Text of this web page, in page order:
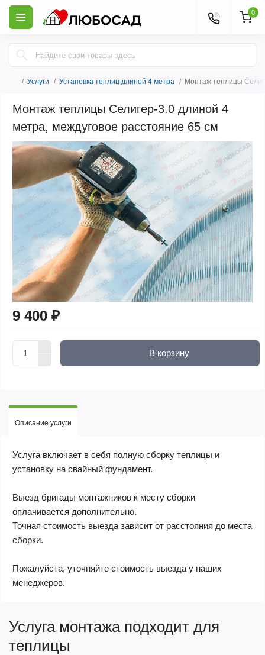
0
Услуги Установка теплиц длиной 4 метра Монтаж теплицы
Монтаж теплицы Селигер-3.0 длиной 4
метра, междуговое расстояние 65 см
9 400 ₽
В корзину
Описание услуги
Услуга включает в себя полную сборку теплицы и
установку на свайный фундамент.
Выезд бригады монтажников к месту сборки
оплачивается дополнительно.
Точная стоимость выезда зависит от расстояния до места
сборки.
Пожалуйста, уточняйте стоимость выезда у наших
менеджеров.
Услуга монтажа подходит для
теплицы